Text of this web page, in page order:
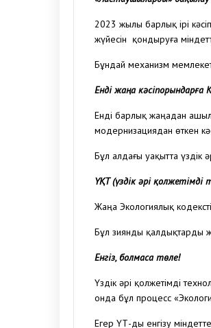
2023 жылы барлық ірі
жүйесін қондыруға
Бұндай механизм
Енді жаңа кәсіпорындарға
Енді барлық жаңадан
модернизациядан өткен
Бұл алдағы уақытта үздік
ҮҚТ (үздік әрі қолжетімді
Жаңа Экологиялық
Бұл зиянды қалдықтарды
Енгіз, болмаса төле!
Үздік әрі қолжетімді
онда бұл процесс
Егер ҮҚТ-ды енгізу